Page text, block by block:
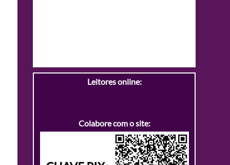
Leitores online:
Colabore com o site: